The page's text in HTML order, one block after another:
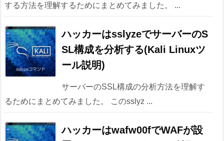
する方法を理解するためにまとめてみました。 ...
ハッカーはsslyzeでサーバーのS
SL構成を分析する(Kali Linuxツ
ール説明)
サーバーのSSL構成の分析方法を理解す
るためにまとめてみました。 このsslyz ...
ハッカーはwafw00fでWAFが設